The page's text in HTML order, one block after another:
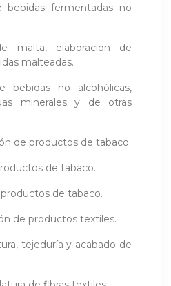
bebidas fermentadas no
malta, elaboración de
malteadas.
bebidas no alcohólicas,
minerales y de otras
de productos de tabaco.
de tabaco.
de tabaco.
de productos textiles.
tejeduría y acabado de